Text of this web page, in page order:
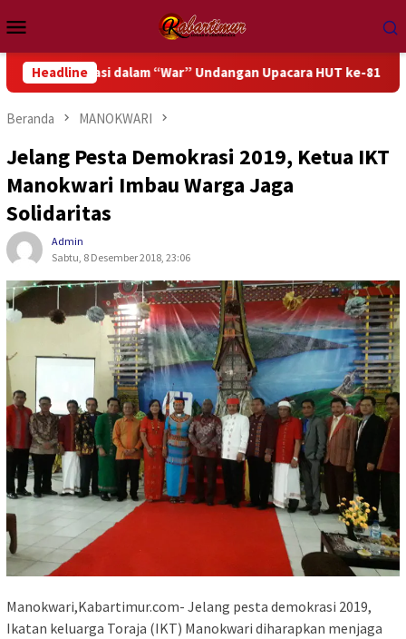
ke
kontenMobile
Headline
dalam “War” Undangan Upacara HUT ke-81 Kemerdekaan RI
Beranda MANOKWARI
Jelang Pesta Demokrasi 2019, Ketua IKT
Manokwari Imbau Warga Jaga
Solidaritas
Admin
Sabtu, 8 Desember 2018, 23:06
Manokwari,Kabartimur.com- Jelang pesta demokrasi 2019,
Ikatan keluarga Toraja (IKT) Manokwari diharapkan menjaga